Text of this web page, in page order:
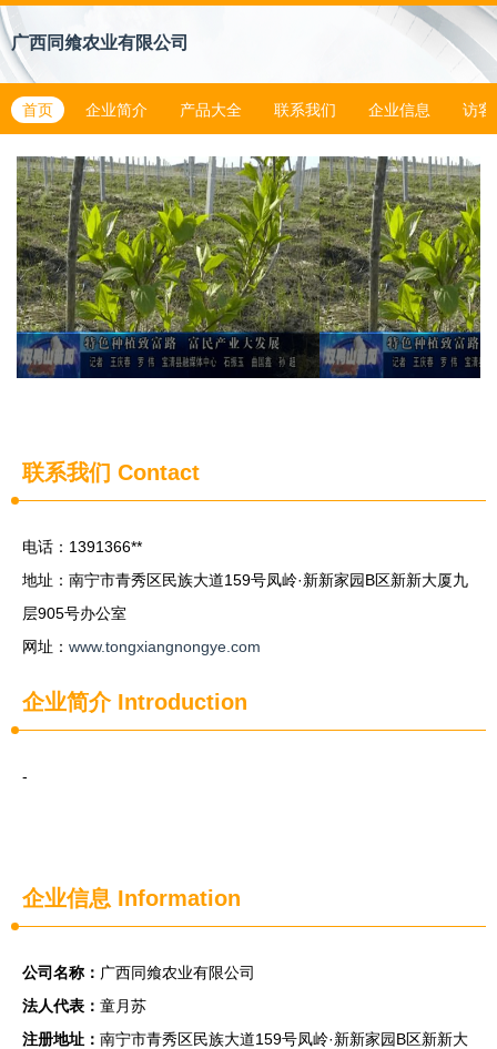
广西同飨农业有限公司
首页 企业简介 产品大全 联系我们 企业信息 访客
联系我们 Contact
电话：1391366**
地址：南宁市青秀区民族大道159号凤岭·新新家园B区新新大厦九
层905号办公室
网址： www.tongxiangnongye.com
企业简介Introduction
-
企业信息 Information
公司名称： 广西同飨农业有限公司
法人代表： 童月苏
注册地址： 南宁市青秀区民族大道159号凤岭·新新家园B区新新大